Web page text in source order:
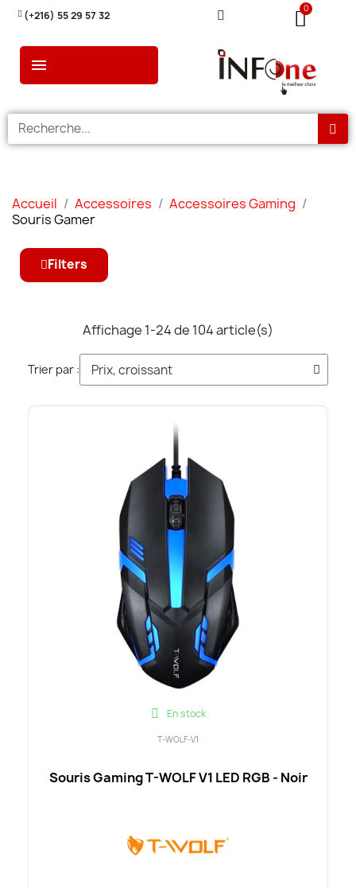
(+216) 55 29 57 32
Accueil Accessoires
Accessoires Gaming
Souris Gamer
Filters
Affichage 1-24 de 104 article(s)
Trier par :
En stock
T-WOLF-V1
Souris Gaming T-WOLF V1 LED RGB - Noir